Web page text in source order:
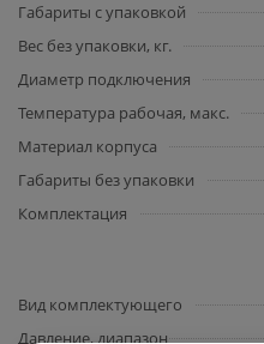
Габариты с упаковкой
Вес без упаковки, кг.
Диаметр подключения
Температура рабочая, макс.
Материал корпуса
Габариты без упаковки
Комплектация
Вид комплектующего
Давление, диапазон